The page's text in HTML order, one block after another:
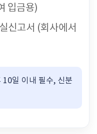
입금용)
신고서 (회사에서
10일 이내 필수, 신분